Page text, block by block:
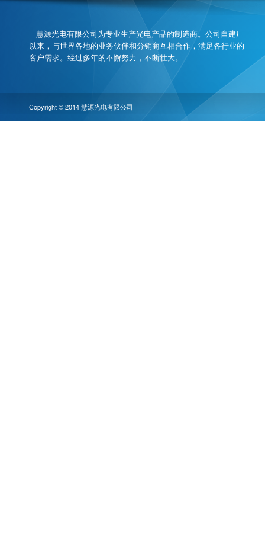
慧源光电有限公司为专业生产光电产品的制造商。公司自建厂
以来，与世界各地的业务伙伴和分销商互相合作，满足各行业的
客户需求。经过多年的不懈努力，不断壮大。
Copyright © 2014 慧源光电有限公司